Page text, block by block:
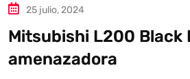
25 julio, 2024
Mitsubishi L200 Black
amenazadora